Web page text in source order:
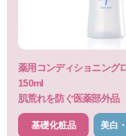
薬用コンディショニング
150ml
肌荒れを防ぐ医薬部外品
基礎化粧品 美白